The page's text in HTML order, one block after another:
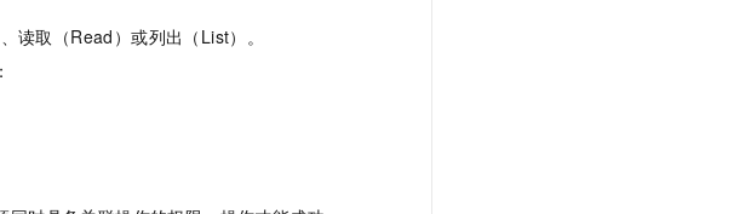
读取（Read）或列出（List）。